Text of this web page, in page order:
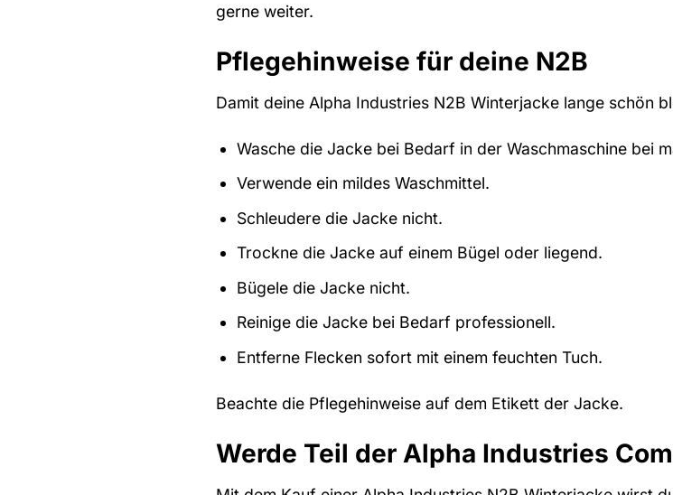
gerne weiter.
Pflegehinweise für deine N2B
Damit deine Alpha Industries N2B Winterjacke lange schön
Wasche die Jacke bei Bedarf in der Waschmaschine bei
Verwende ein mildes Waschmittel.
Schleudere die Jacke nicht.
Trockne die Jacke auf einem Bügel oder liegend.
Bügele die Jacke nicht.
Reinige die Jacke bei Bedarf professionell.
Entferne Flecken sofort mit einem feuchten Tuch.
Beachte die Pflegehinweise auf dem Etikett der Jacke.
Werde Teil der Alpha Industries